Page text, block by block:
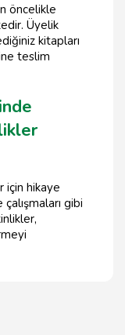
öncelikle
Üyelik
kitapları
teslim
için hikaye
gibi